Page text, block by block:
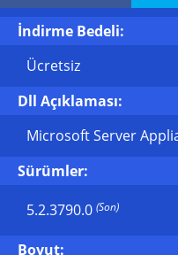
İndirme Bedeli:
Ücretsiz
Dll Açıklaması:
Microsoft Server
Sürümler:
5.2.3790.0 (Son)
Boyut: